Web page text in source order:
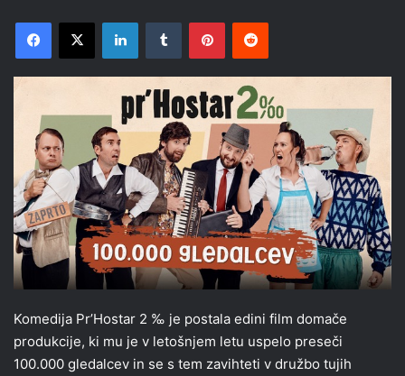
Facebook
X LinkedInTumblr PinterestReddit
Komedija Pr’Hostar 2 ‰ je postala edini film domače
produkcije, ki mu je v letošnjem letu uspelo preseči
100.000 gledalcev in se s tem zavihteti v družbo tujih